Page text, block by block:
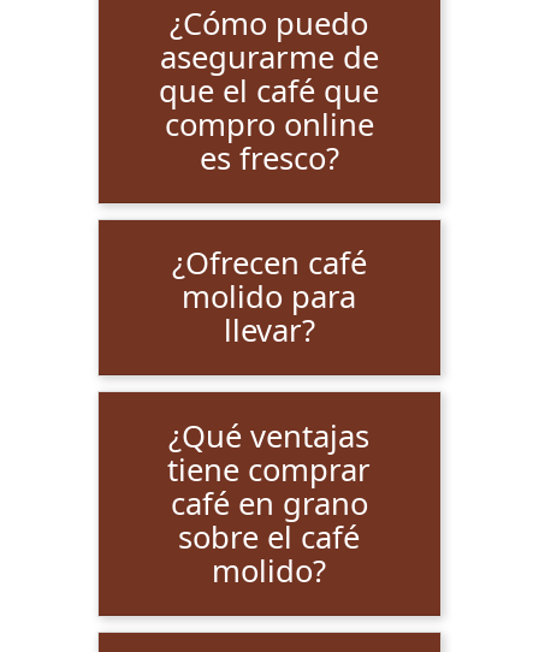
¿Cómo puedo
asegurarme de
que el café que
compro online
es fresco?
¿Ofrecen café
molido para
llevar?
¿Qué ventajas
tiene comprar
café en grano
sobre el café
molido?